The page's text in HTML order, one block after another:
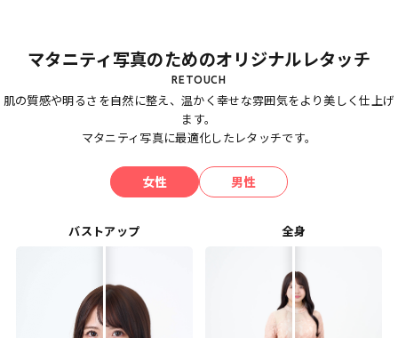
マタニティ写真のためのオリジナルレタッチ
肌の質感や明るさを自然に整え、温かく幸せな雰囲気をより美しく仕上げ
ます。
マタニティ写真に最適化したレタッチです。
女性 男性
バストアップ 全身